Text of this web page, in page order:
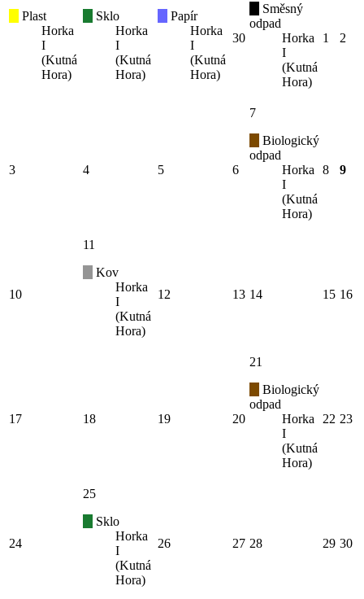
Plast
Horka
I
(Kutná
Hora)
Sklo
Horka
I
(Kutná
Hora)
Papír
Horka
I
(Kutná
Hora)
30
Směsný
odpad
Horka
I
(Kutná
Hora)
1 2
3 4 5 6
7
Biologický
odpad
Horka
I
(Kutná
Hora)
8 9
10
11
Kov
Horka
I
(Kutná
Hora)
12 13 14 15 16
17 18 19 20
21
Biologický
odpad
Horka
I
(Kutná
Hora)
22 23
24
25
Sklo
Horka
I
(Kutná
Hora)
26 27 28 29 30